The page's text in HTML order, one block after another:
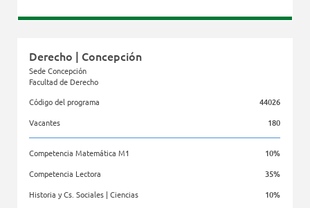
Facultad de Comunicaciones
Derecho | Concepción
Sede Concepción
Facultad de Derecho
Código del programa
44026
Vacantes 180
Competencia Matemática M1 10%
Competencia Lectora 35%
Historia y Cs. Sociales | Ciencias 10%